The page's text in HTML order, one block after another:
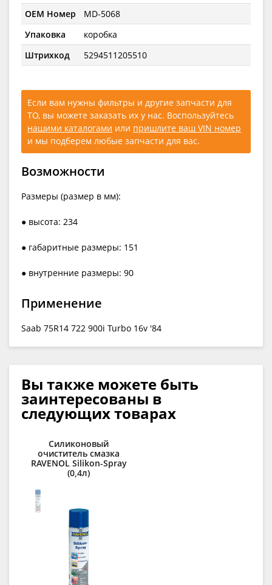
OEM Номер
MD-5068
Упаковка
коробка
Штрихкод
5294511205510
Если вам нужны фильтры и другие запчасти для
ТО, вы можете заказать их у нас. Воспользуйтесь
нашими каталогами или пришлите ваш VIN номер
и мы подберем любые запчасти для вас.
Возможности
Размеры (размер в мм):
● высота: 234
● габаритные размеры: 151
● внутренние размеры: 90
Применение
Saab 75R14 722 900i Turbo 16v '84
Вы также можете быть
заинтересованы в
следующих товарах
Силиконовый
очиститель смазка
RAVENOL Silikon-Spray
(0,4л)